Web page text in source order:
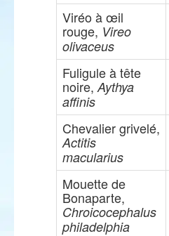
Viréo à œil
rouge, Vireo
olivaceus
Fuligule à tête
noire, Aythya
affinis
Chevalier grivelé,
Actitis
macularius
Mouette de
Bonaparte,
Chroicocephalus
philadelphia